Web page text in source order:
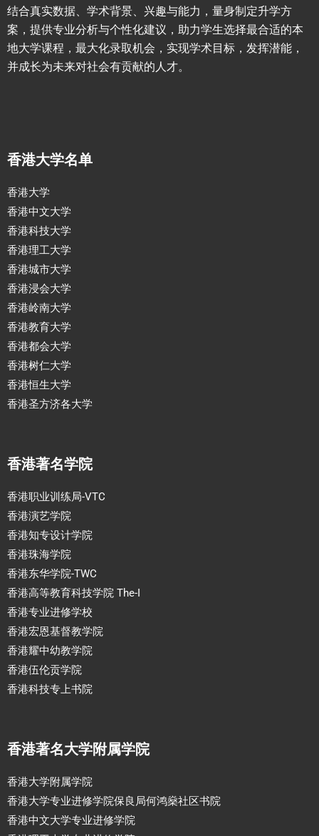
结合真实数据、学术背景、兴趣与能力，量身制定升学方
案，提供专业分析与个性化建议，助力学生选择最合适的本
地大学课程，最大化录取机会，实现学术目标，发挥潜能，
并成长为未来对社会有贡献的人才。
香港大学名单
香港大学
香港中文大学
香港科技大学
香港理工大学
香港城市大学
香港浸会大学
香港岭南大学
香港教育大学
香港都会大学
香港树仁大学
香港恒生大学
香港圣方济各大学
香港著名学院
香港职业训练局-VTC
香港演艺学院
香港知专设计学院
香港珠海学院
香港东华学院-TWC
香港高等教育科技学院 The-I
香港专业进修学校
香港宏恩基督教学院
香港耀中幼教学院
香港伍伦贡学院
香港科技专上书院
香港著名大学附属学院
香港大学附属学院
香港大学专业进修学院保良局何鸿燊社区书院
香港中文大学专业进修学院